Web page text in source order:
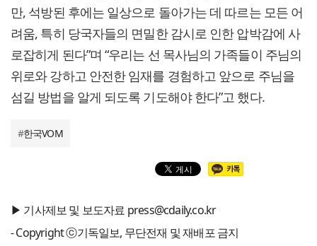
만, 석방된 후에는 일상으로 돌아가는 데 따르는 모든 어
려움, 특히 당국자들의 면밀한 감시로 인한 압박감에 사
로잡히게 된다”며 “우리는 선 목사님의 가족들이 주님의
위로와 강하고 안전한 임재를 경험하고 앞으로 주님을
섬길 방법을 알게 되도록 기도해야 한다”고 했다.
#한국VOM
▶ 기사제보 및 보도자료 press@cdaily.co.kr
- Copyright ⓒ기독일보, 무단전재 및 재배포 금지